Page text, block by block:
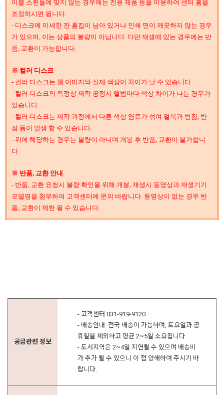
이블 스핀들에 맞지 않는 경우에는 전용 제품 등을 이용하여 센터 홈을
조정하시면 됩니다.
- 디스크에 미세한 잔 흠집이 남아 있거나 인쇄 면이 깨끗하지 않는 경우
가 있으며, 이는 상품의 불량이 아닙니다. 다만 재생에 있는 경우에는 반
품, 교환이 가능합니다.
※ 컬러 디스크
- 컬러 디스크는 웹 이미지와 실제 색상이 차이가 날 수 있습니다.
- 컬러 디스크의 특정상 제작 공정시 앨범마다 색상 차이가 나는 경우가
있습니다.
- 컬러 디스크는 제작 과정에서 다른 색상 염료가 섞여 얼룩과 번짐, 반
점 등이 발생 할 수 있습니다.
- 위에 해당하는 경우는 불량이 아니며 개봉 후 반품, 교환이 불가합니
다.
※ 반품, 교환 안내
- 반품, 교환 요청시 불량 확인을 위해 개봉, 재생시 동영상과 재생기기
모델명을 첨부하여 고객센터에 문의 바랍니다. 동영상이 없는 경우 반
품, 교환이 제한 될 수 있습니다.
공급관련 정보
- 고객센터 031-919-9120
- 배송안내: 전국 배송이 가능하며, 토요일과 공
휴일을 제외하고 평균 2~5일 소요됩니다.
- 도서지역은 2~4일 지연될 수 있으며 배송비
가 추가 될 수 있으니 이 점 양해하여 주시기 바
랍니다.